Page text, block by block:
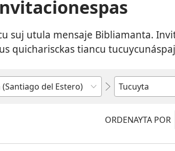
suj utula mensaje Bibliamanta.
quicharisckas tiancu
Elija
o
un
ORDENAYTA POR